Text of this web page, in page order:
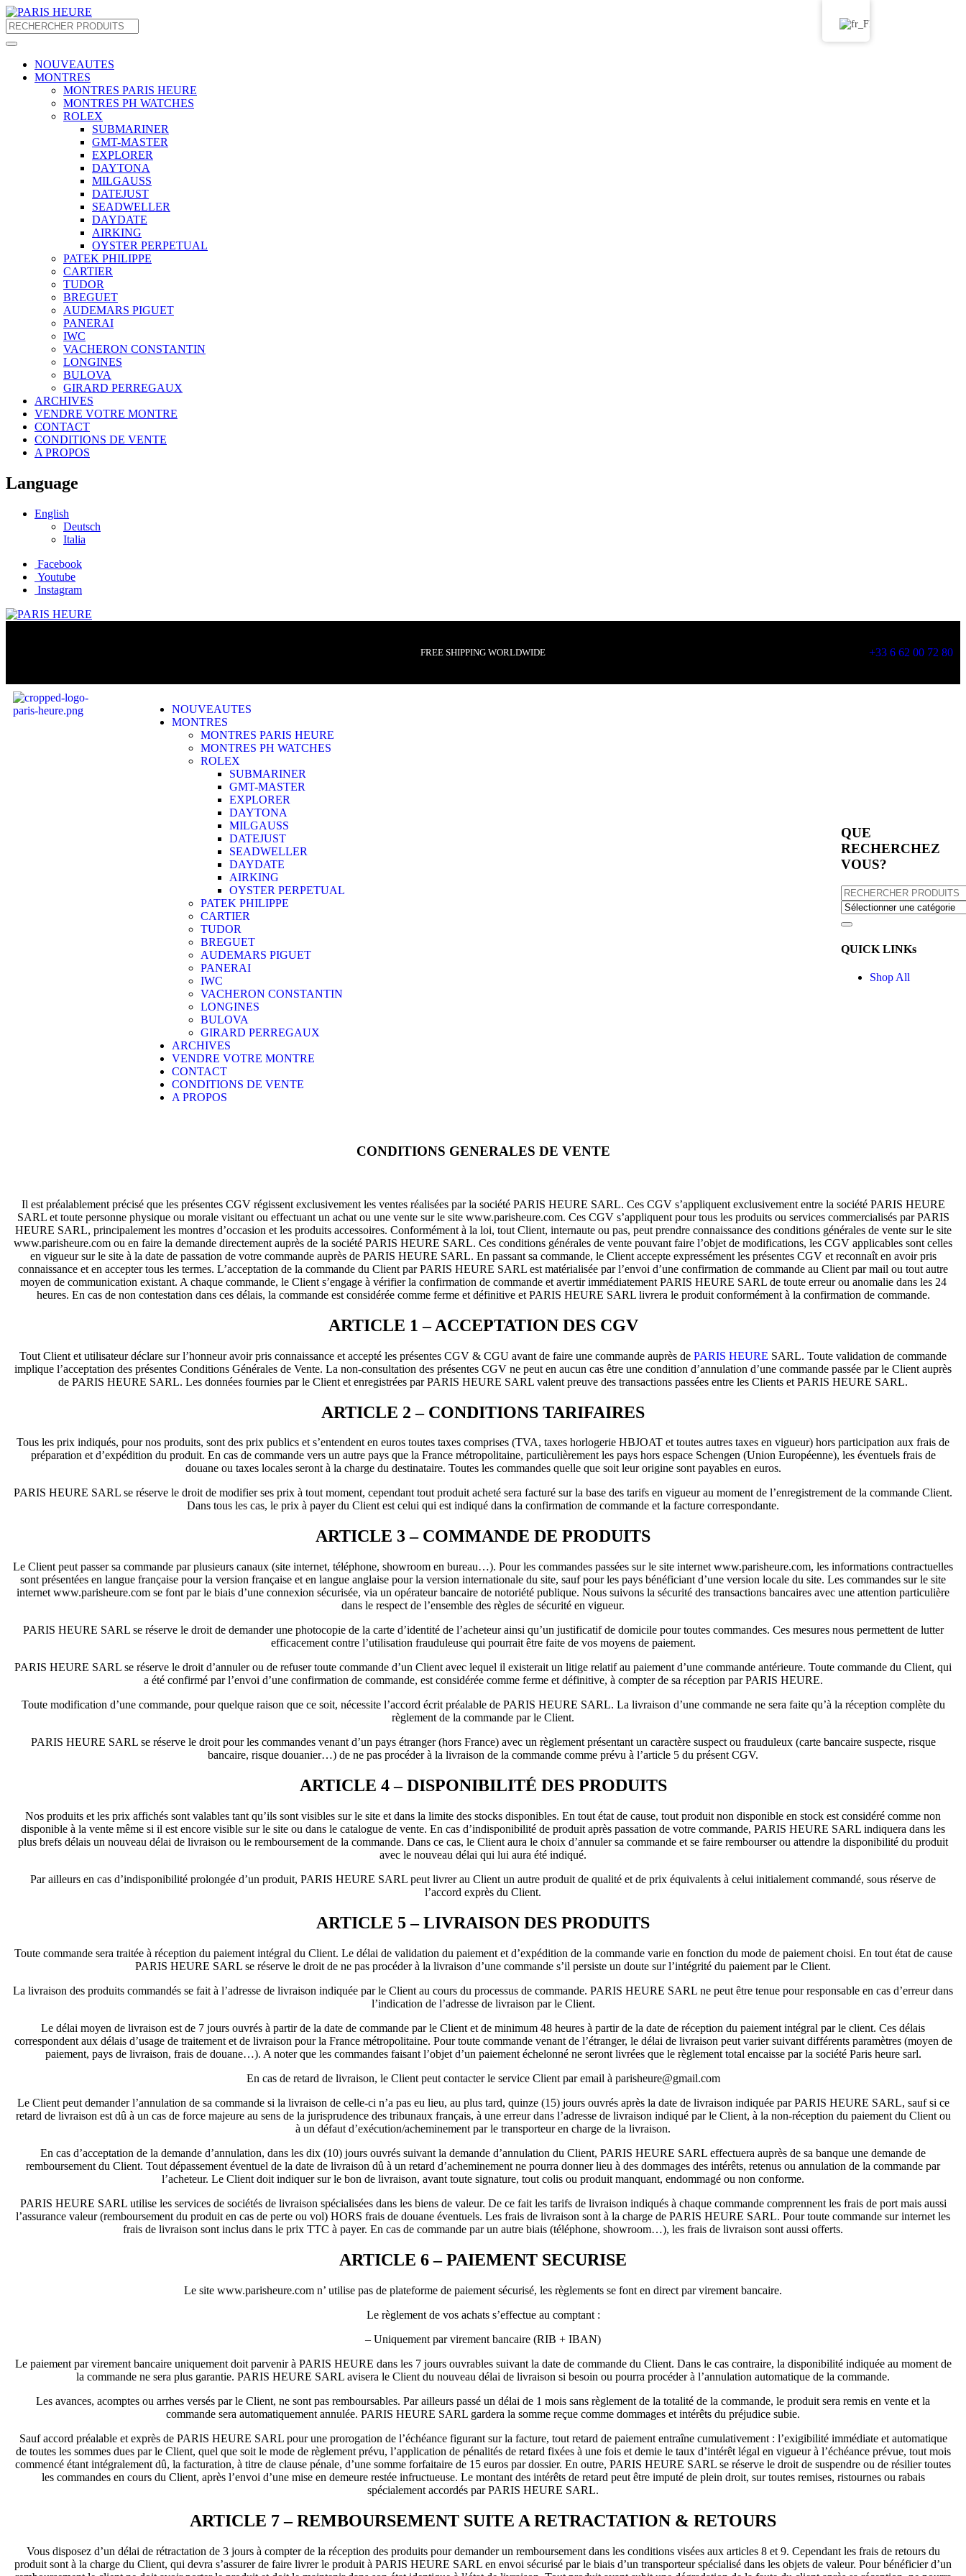
NOUVEAUTES
MONTRES
MONTRES PARIS HEURE
MONTRES PH WATCHES
ROLEX
SUBMARINER
GMT-MASTER
EXPLORER
DAYTONA
MILGAUSS
DATEJUST
SEADWELLER
DAYDATE
AIRKING
OYSTER PERPETUAL
PATEK PHILIPPE
CARTIER
TUDOR
BREGUET
AUDEMARS PIGUET
PANERAI
IWC
VACHERON CONSTANTIN
LONGINES
BULOVA
GIRARD PERREGAUX
ARCHIVES
VENDRE VOTRE MONTRE
CONTACT
CONDITIONS DE VENTE
A PROPOS
Language
English
Deutsch
Italia
Facebook
Youtube
Instagram
FREE SHIPPING WORLDWIDE +33 6 62 00 72 80
NOUVEAUTES
MONTRES
MONTRES PARIS HEURE
MONTRES PH WATCHES
ROLEX
SUBMARINER
GMT-MASTER
EXPLORER
DAYTONA
MILGAUSS
DATEJUST
SEADWELLER
DAYDATE
AIRKING
OYSTER PERPETUAL
PATEK PHILIPPE
CARTIER
TUDOR
BREGUET
AUDEMARS PIGUET
PANERAI
IWC
VACHERON CONSTANTIN
LONGINES
BULOVA
GIRARD PERREGAUX
ARCHIVES
VENDRE VOTRE MONTRE
CONTACT
CONDITIONS DE VENTE
A PROPOS
QUE
RECHERCHEZ
VOUS?
QUICK LINKs
Shop All
CONDITIONS GENERALES DE VENTE
Il est préalablement précisé que les présentes CGV régissent exclusivement les ventes réalisées par la société PARIS HEURE SARL. Ces CGV s’appliquent exclusivement entre la société PARIS HEURE
SARL et toute personne physique ou morale visitant ou effectuant un achat ou une vente sur le site www.parisheure.com. Ces CGV s’appliquent pour tous les produits ou services commercialisés par PARIS
HEURE SARL, principalement les montres d’occasion et les produits accessoires. Conformément à la loi, tout Client, internaute ou pas, peut prendre connaissance des conditions générales de vente sur le site
www.parisheure.com ou en faire la demande directement auprès de la société PARIS HEURE SARL. Ces conditions générales de vente pouvant faire l’objet de modifications, les CGV applicables sont celles
en vigueur sur le site à la date de passation de votre commande auprès de PARIS HEURE SARL. En passant sa commande, le Client accepte expressément les présentes CGV et reconnaît en avoir pris
connaissance et en accepter tous les termes. L’acceptation de la commande du Client par PARIS HEURE SARL est matérialisée par l’envoi d’une confirmation de commande au Client par mail ou tout autre
moyen de communication existant. A chaque commande, le Client s’engage à vérifier la confirmation de commande et avertir immédiatement PARIS HEURE SARL de toute erreur ou anomalie dans les 24
heures. En cas de non contestation dans ces délais, la commande est considérée comme ferme et définitive et PARIS HEURE SARL livrera le produit conformément à la confirmation de commande.
ARTICLE 1 – ACCEPTATION DES CGV
Tout Client et utilisateur déclare sur l’honneur avoir pris connaissance et accepté les présentes CGV & CGU avant de faire une commande auprès de PARIS HEURE SARL. Toute validation de commande
implique l’acceptation des présentes Conditions Générales de Vente. La non-consultation des présentes CGV ne peut en aucun cas être une condition d’annulation d’une commande passée par le Client auprès
de PARIS HEURE SARL. Les données fournies par le Client et enregistrées par PARIS HEURE SARL valent preuve des transactions passées entre les Clients et PARIS HEURE SARL.
ARTICLE 2 – CONDITIONS TARIFAIRES
Tous les prix indiqués, pour nos produits, sont des prix publics et s’entendent en euros toutes taxes comprises (TVA, taxes horlogerie HBJOAT et toutes autres taxes en vigueur) hors participation aux frais de
préparation et d’expédition du produit. En cas de commande vers un autre pays que la France métropolitaine, particulièrement les pays hors espace Schengen (Union Européenne), les éventuels frais de
douane ou taxes locales seront à la charge du destinataire. Toutes les commandes quelle que soit leur origine sont payables en euros.
PARIS HEURE SARL se réserve le droit de modifier ses prix à tout moment, cependant tout produit acheté sera facturé sur la base des tarifs en vigueur au moment de l’enregistrement de la commande Client.
Dans tous les cas, le prix à payer du Client est celui qui est indiqué dans la confirmation de commande et la facture correspondante.
ARTICLE 3 – COMMANDE DE PRODUITS
Le Client peut passer sa commande par plusieurs canaux (site internet, téléphone, showroom en bureau…). Pour les commandes passées sur le site internet www.parisheure.com, les informations contractuelles
sont présentées en langue française pour la version française et en langue anglaise pour la version internationale du site, sauf pour les pays bénéficiant d’une version locale du site. Les commandes sur le site
internet www.parisheure.com se font par le biais d’une connexion sécurisée, via un opérateur bancaire de notoriété publique. Nous suivons la sécurité des transactions bancaires avec une attention particulière
dans le respect de l’ensemble des règles de sécurité en vigueur.
PARIS HEURE SARL se réserve le droit de demander une photocopie de la carte d’identité de l’acheteur ainsi qu’un justificatif de domicile pour toutes commandes. Ces mesures nous permettent de lutter
efficacement contre l’utilisation frauduleuse qui pourrait être faite de vos moyens de paiement.
PARIS HEURE SARL se réserve le droit d’annuler ou de refuser toute commande d’un Client avec lequel il existerait un litige relatif au paiement d’une commande antérieure. Toute commande du Client, qui
a été confirmé par l’envoi d’une confirmation de commande, est considérée comme ferme et définitive, à compter de sa réception par PARIS HEURE.
Toute modification d’une commande, pour quelque raison que ce soit, nécessite l’accord écrit préalable de PARIS HEURE SARL. La livraison d’une commande ne sera faite qu’à la réception complète du
règlement de la commande par le Client.
PARIS HEURE SARL se réserve le droit pour les commandes venant d’un pays étranger (hors France) avec un règlement présentant un caractère suspect ou frauduleux (carte bancaire suspecte, risque
bancaire, risque douanier…) de ne pas procéder à la livraison de la commande comme prévu à l’article 5 du présent CGV.
ARTICLE 4 – DISPONIBILITÉ DES PRODUITS
Nos produits et les prix affichés sont valables tant qu’ils sont visibles sur le site et dans la limite des stocks disponibles. En tout état de cause, tout produit non disponible en stock est considéré comme non
disponible à la vente même si il est encore visible sur le site ou dans le catalogue de vente. En cas d’indisponibilité de produit après passation de votre commande, PARIS HEURE SARL indiquera dans les
plus brefs délais un nouveau délai de livraison ou le remboursement de la commande. Dans ce cas, le Client aura le choix d’annuler sa commande et se faire rembourser ou attendre la disponibilité du produit
avec le nouveau délai qui lui aura été indiqué.
Par ailleurs en cas d’indisponibilité prolongée d’un produit, PARIS HEURE SARL peut livrer au Client un autre produit de qualité et de prix équivalents à celui initialement commandé, sous réserve de
l’accord exprès du Client.
ARTICLE 5 – LIVRAISON DES PRODUITS
Toute commande sera traitée à réception du paiement intégral du Client. Le délai de validation du paiement et d’expédition de la commande varie en fonction du mode de paiement choisi. En tout état de cause
PARIS HEURE SARL se réserve le droit de ne pas procéder à la livraison d’une commande s’il persiste un doute sur l’intégrité du paiement par le Client.
La livraison des produits commandés se fait à l’adresse de livraison indiquée par le Client au cours du processus de commande. PARIS HEURE SARL ne peut être tenue pour responsable en cas d’erreur dans
l’indication de l’adresse de livraison par le Client.
Le délai moyen de livraison est de 7 jours ouvrés à partir de la date de commande par le Client et de minimum 48 heures à partir de la date de réception du paiement intégral par le client. Ces délais
correspondent aux délais d’usage de traitement et de livraison pour la France métropolitaine. Pour toute commande venant de l’étranger, le délai de livraison peut varier suivant différents paramètres (moyen de
paiement, pays de livraison, frais de douane…). A noter que les commandes faisant l’objet d’un paiement échelonné ne seront livrées que le règlement total encaisse par la société Paris heure sarl.
En cas de retard de livraison, le Client peut contacter le service Client par email à parisheure@gmail.com
Le Client peut demander l’annulation de sa commande si la livraison de celle-ci n’a pas eu lieu, au plus tard, quinze (15) jours ouvrés après la date de livraison indiquée par PARIS HEURE SARL, sauf si ce
retard de livraison est dû à un cas de force majeure au sens de la jurisprudence des tribunaux français, à une erreur dans l’adresse de livraison indiqué par le Client, à la non-réception du paiement du Client ou
à un défaut d’exécution/acheminement par le transporteur en charge de la livraison.
En cas d’acceptation de la demande d’annulation, dans les dix (10) jours ouvrés suivant la demande d’annulation du Client, PARIS HEURE SARL effectuera auprès de sa banque une demande de
remboursement du Client. Tout dépassement éventuel de la date de livraison dû à un retard d’acheminement ne pourra donner lieu à des dommages des intérêts, retenus ou annulation de la commande par
l’acheteur. Le Client doit indiquer sur le bon de livraison, avant toute signature, tout colis ou produit manquant, endommagé ou non conforme.
PARIS HEURE SARL utilise les services de sociétés de livraison spécialisées dans les biens de valeur. De ce fait les tarifs de livraison indiqués à chaque commande comprennent les frais de port mais aussi
l’assurance valeur (remboursement du produit en cas de perte ou vol) HORS frais de douane éventuels. Les frais de livraison sont à la charge de PARIS HEURE SARL. Pour toute commande sur internet les
frais de livraison sont inclus dans le prix TTC à payer. En cas de commande par un autre biais (téléphone, showroom…), les frais de livraison sont aussi offerts.
ARTICLE 6 – PAIEMENT SECURISE
Le site www.parisheure.com n’ utilise pas de plateforme de paiement sécurisé, les règlements se font en direct par virement bancaire.
Le règlement de vos achats s’effectue au comptant :
– Uniquement par virement bancaire (RIB + IBAN)
Le paiement par virement bancaire uniquement doit parvenir à PARIS HEURE dans les 7 jours ouvrables suivant la date de commande du Client. Dans le cas contraire, la disponibilité indiquée au moment de
la commande ne sera plus garantie. PARIS HEURE SARL avisera le Client du nouveau délai de livraison si besoin ou pourra procéder à l’annulation automatique de la commande.
Les avances, acomptes ou arrhes versés par le Client, ne sont pas remboursables. Par ailleurs passé un délai de 1 mois sans règlement de la totalité de la commande, le produit sera remis en vente et la
commande sera automatiquement annulée. PARIS HEURE SARL gardera la somme reçue comme dommages et intérêts du préjudice subie.
Sauf accord préalable et exprès de PARIS HEURE SARL pour une prorogation de l’échéance figurant sur la facture, tout retard de paiement entraîne cumulativement : l’exigibilité immédiate et automatique
de toutes les sommes dues par le Client, quel que soit le mode de règlement prévu, l’application de pénalités de retard fixées à une fois et demie le taux d’intérêt légal en vigueur à l’échéance prévue, tout mois
commencé étant intégralement dû, la facturation, à titre de clause pénale, d’une somme forfaitaire de 15 euros par dossier. En outre, PARIS HEURE SARL se réserve le droit de suspendre ou de résilier toutes
les commandes en cours du Client, après l’envoi d’une mise en demeure restée infructueuse. Le montant des intérêts de retard peut être imputé de plein droit, sur toutes remises, ristournes ou rabais
spécialement accordés par PARIS HEURE SARL.
ARTICLE 7 – REMBOURSEMENT SUITE A RETRACTATION & RETOURS
Vous disposez d’un délai de rétractation de 3 jours à compter de la réception des produits pour demander un remboursement dans les conditions visées aux articles 8 et 9. Cependant les frais de retours du
produit sont à la charge du Client, qui devra s’assurer de faire livrer le produit à PARIS HEURE SARL en envoi sécurisé par le biais d’un transporteur spécialisé dans les objets de valeur. Pour bénéficier d’un